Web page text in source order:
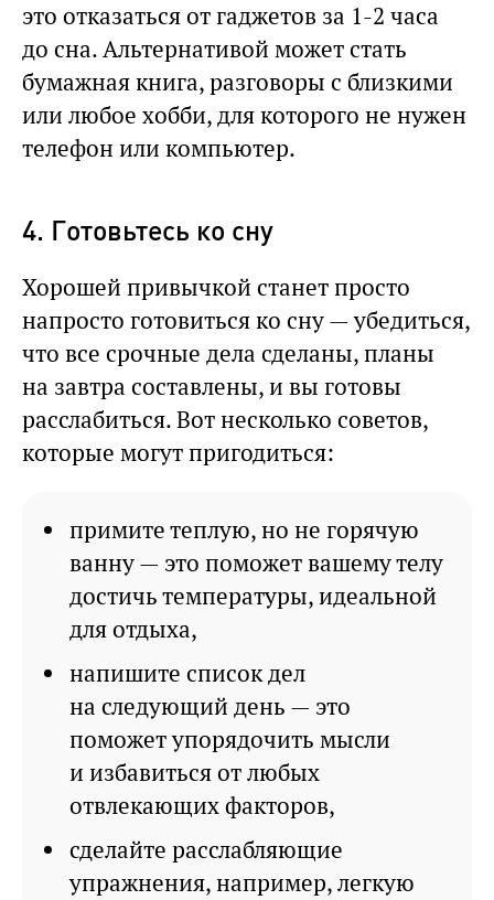
это отказаться от гаджетов за 1-2 часа
до сна. Альтернативой может стать
бумажная книга, разговоры с близкими
или любое хобби, для которого не нужен
телефон или компьютер.
4. Готовьтесь ко сну
Хорошей привычкой станет просто
напросто готовиться ко сну — убедиться,
что все срочные дела сделаны, планы
на завтра составлены, и вы готовы
расслабиться. Вот несколько советов,
которые могут пригодиться:
примите теплую, но не горячую
ванну — это поможет вашему телу
достичь температуры, идеальной
для отдыха,
напишите список дел
на следующий день — это
поможет упорядочить мысли
и избавиться от любых
отвлекающих факторов,
сделайте расслабляющие
упражнения, например, легкую